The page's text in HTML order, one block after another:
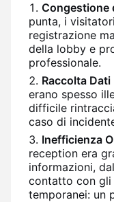
Congestione
punta, i
registrazione
della lobby e
professionale.
Raccolta Dati
erano spesso
difficile
caso di
Inefficienza
reception era
informazioni,
contatto con gli
temporanei: un